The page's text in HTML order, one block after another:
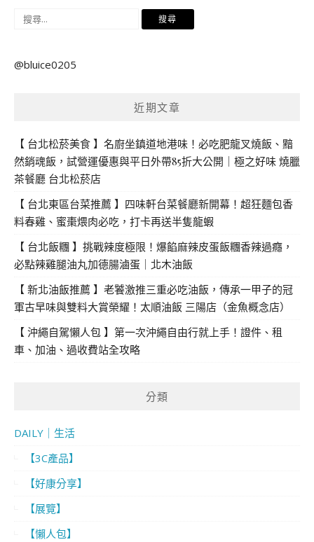
搜
鍵
@bluice0205
近期文章
【 台北松菸美食 】名廚坐鎮道地港味！必吃肥龍叉燒飯、黯
然銷魂飯，試營運優惠與平日外帶85折大公開｜極之好味 燒臘
茶餐廳 台北松菸店
【 台北東區台菜推薦 】四味軒台菜餐廳新開幕！超狂麵包香
料春雞、蜜棗煨肉必吃，打卡再送半隻龍蝦
【 台北飯糰 】挑戰辣度極限！爆餡麻辣皮蛋飯糰香辣過癮，
必點辣雞腿油丸加德腸滷蛋｜北木油飯
【 新北油飯推薦 】老饕激推三重必吃油飯，傳承一甲子的冠
軍古早味與雙料大賞榮耀！太順油飯 三陽店（金魚概念店）
【 沖繩自駕懶人包 】第一次沖繩自由行就上手！證件、租
車、加油、過收費站全攻略
分類
DAILY｜生活
【3C產品】
【好康分享】
【展覽】
【懶人包】